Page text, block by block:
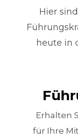
Hier
heute in
Erhalten
für Ihre